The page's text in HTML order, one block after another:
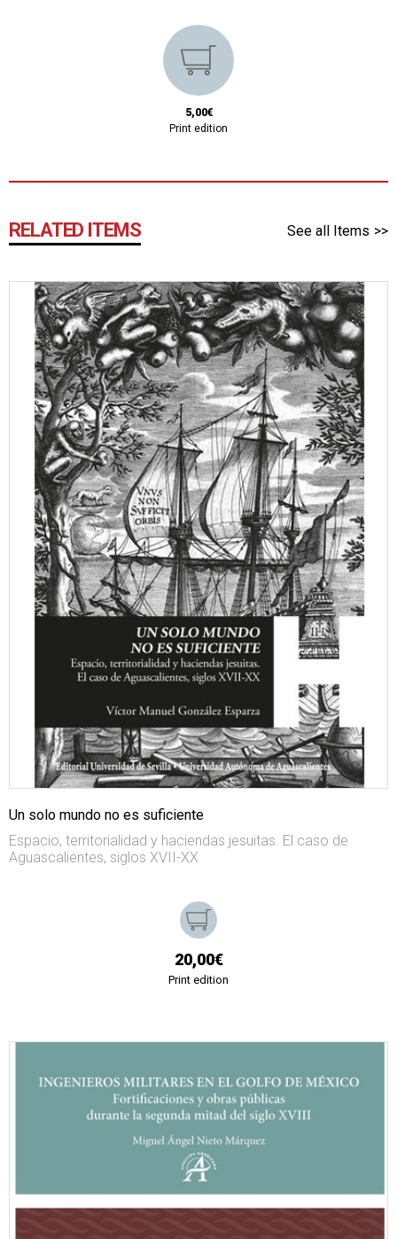
5,00€
Print edition
RELATED ITEMS See all Items
Un solo mundo no es suficiente
Espacio, territorialidad y haciendas jesuitas. El caso de
Aguascalientes, siglos XVII-XX
20,00€
Print edition